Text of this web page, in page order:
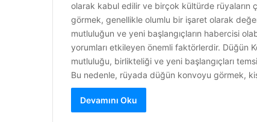
olarak kabul edilir ve birçok kültürde rüyaların
görmek, genellikle olumlu bir işaret olarak
mutluluğun ve yeni başlangıçların habercisi
yorumları etkileyen önemli faktörlerdir. Düğün
mutluluğu, birlikteliği ve yeni başlangıçları
Bu nedenle, rüyada düğün konvoyu görmek,
Devamını Oku